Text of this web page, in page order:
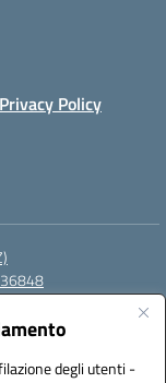
degli utenti -
Privacy Policy